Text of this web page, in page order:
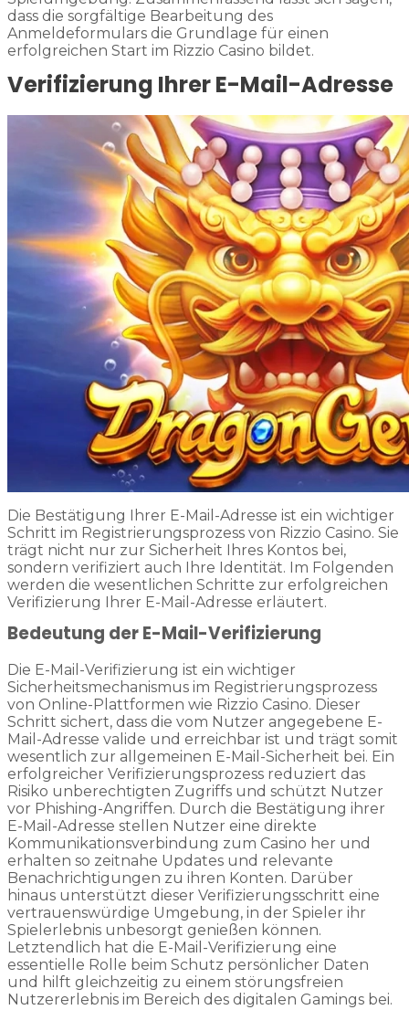
dass die sorgfältige Bearbeitung des
Anmeldeformulars die Grundlage für einen
erfolgreichen Start im Rizzio Casino bildet.
Verifizierung Ihrer E-Mail-Adresse
Die Bestätigung Ihrer E-Mail-Adresse ist ein wichtiger
Schritt im Registrierungsprozess von Rizzio Casino. Sie
trägt nicht nur zur Sicherheit Ihres Kontos bei,
sondern verifiziert auch Ihre Identität. Im Folgenden
werden die wesentlichen Schritte zur erfolgreichen
Verifizierung Ihrer E-Mail-Adresse erläutert.
Bedeutung der E-Mail-Verifizierung
Die E-Mail-Verifizierung ist ein wichtiger
Sicherheitsmechanismus im Registrierungsprozess
von Online-Plattformen wie Rizzio Casino. Dieser
Schritt sichert, dass die vom Nutzer angegebene E-
Mail-Adresse valide und erreichbar ist und trägt somit
wesentlich zur allgemeinen E-Mail-Sicherheit bei. Ein
erfolgreicher Verifizierungsprozess reduziert das
Risiko unberechtigten Zugriffs und schützt Nutzer
vor Phishing-Angriffen. Durch die Bestätigung ihrer
E-Mail-Adresse stellen Nutzer eine direkte
Kommunikationsverbindung zum Casino her und
erhalten so zeitnahe Updates und relevante
Benachrichtigungen zu ihren Konten. Darüber
hinaus unterstützt dieser Verifizierungsschritt eine
vertrauenswürdige Umgebung, in der Spieler ihr
Spielerlebnis unbesorgt genießen können.
Letztendlich hat die E-Mail-Verifizierung eine
essentielle Rolle beim Schutz persönlicher Daten
und hilft gleichzeitig zu einem störungsfreien
Nutzererlebnis im Bereich des digitalen Gamings bei.